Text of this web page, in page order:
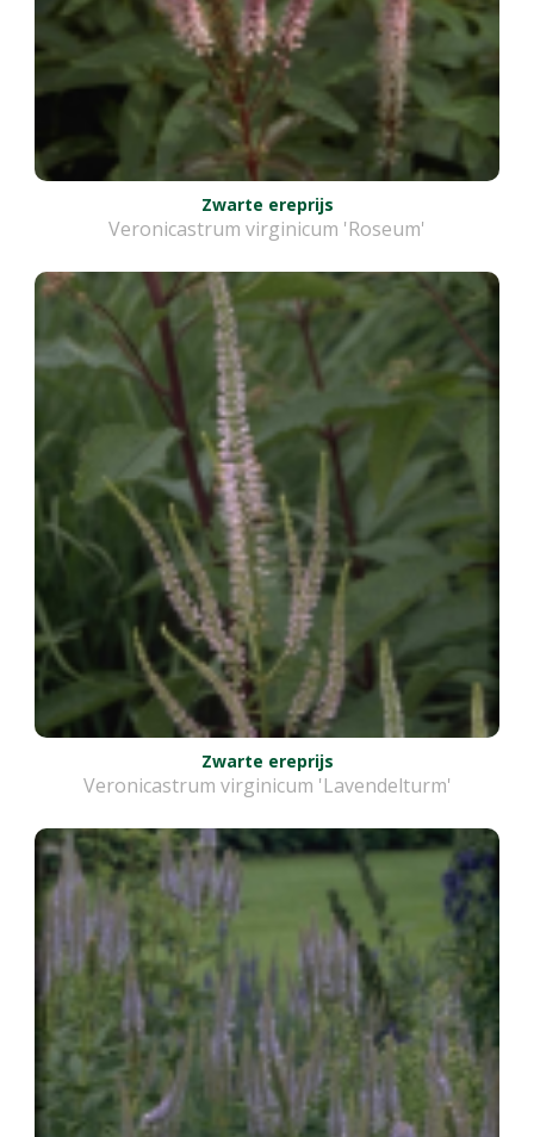
Zwarte ereprijs
Veronicastrum virginicum 'Roseum'
Zwarte ereprijs
Veronicastrum virginicum 'Lavendelturm'